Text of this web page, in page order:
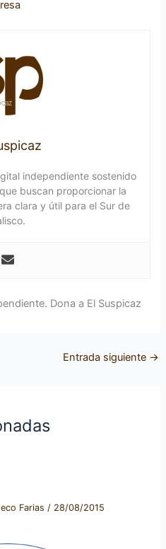
independiente sostenido
buscan proporcionar la
clara y útil para el Sur de
Dona a El Suspicaz
Entrada siguiente →
Farias/ 28/08/2015